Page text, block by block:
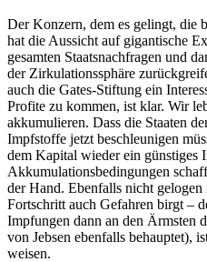
Der Konzern, dem es gelingt, die
hat die Aussicht auf gigantische
gesamten Staatsnachfragen und
der Zirkulationssphäre
auch die Gates-Stiftung ein
Profite zu kommen, ist klar. Wir
akkumulieren. Dass die Staaten
Impfstoffe jetzt beschleunigen
dem Kapital wieder ein günstiges
Akkumulationsbedingungen
der Hand. Ebenfalls nicht
Fortschritt auch Gefahren birgt –
Impfungen dann an den Ärmsten
von Jebsen ebenfalls behauptet),
weisen.